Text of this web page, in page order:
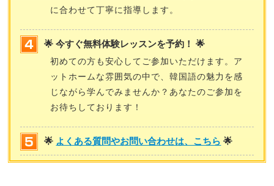
に合わせて丁寧に指導します。
🌟 今すぐ無料体験レッスンを予約！ 🌟
初めての方も安心してご参加いただけます。ア
ットホームな雰囲気の中で、韓国語の魅力を感
じながら学んでみませんか？あなたのご参加を
お待ちしております！
🌟 よくある質問やお問い合わせは、こちら 🌟